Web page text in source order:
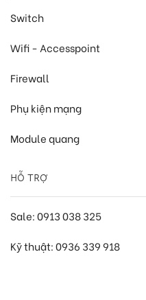
Switch
Wifi - Accesspoint
Firewall
Phụ kiện mạng
Module quang
HỖ TRỢ
Sale: 0913 038 325
Kỹ thuật: 0936 339 918